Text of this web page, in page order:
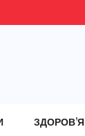
ЗДОРОВ’Я